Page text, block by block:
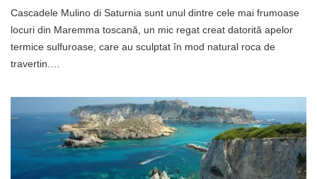
Cascadele Mulino di Saturnia sunt unul dintre cele mai frumoase
locuri din Maremma toscană, un mic regat creat datorită apelor
termice sulfuroase, care au sculptat în mod natural roca de
travertin.…